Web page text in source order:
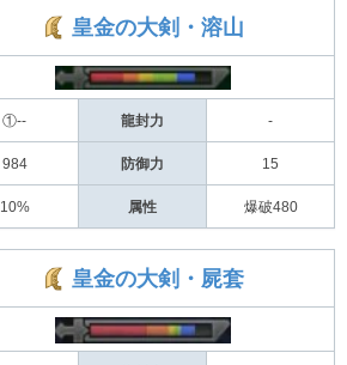
皇金の大剣・溶山
①-- 龍封力 -
984 防御力 15
10% 属性 爆破480
皇金の大剣・屍套